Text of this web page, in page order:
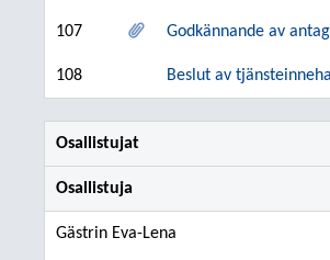
107 Godkännande av
108 Beslut av
Osallistujat
Osallistuja
Gästrin Eva-Lena